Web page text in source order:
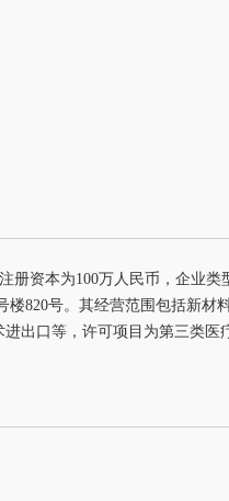
册资本为100万人民币，企业
820号。其经营范围包括新材
出口等，许可项目为第三类医